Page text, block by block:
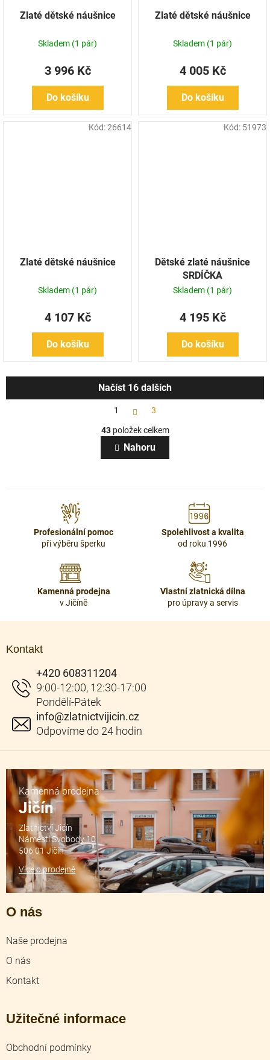
Zlaté dětské náušnice
Skladem (1 pár)
3 996 Kč
Do košíku
Zlaté dětské náušnice
Skladem (1 pár)
4 005 Kč
Do košíku
Zlaté dětské náušnice
Skladem (1 pár)
4 107 Kč
Do košíku
Kód:26614
Dětské zlaté náušnice
SRDÍČKA
Skladem (1 pár)
4 195 Kč
Do košíku
Kód: 51973
v
l
á
c
Načíst 16 dalších
t
á
n
1 3
43položek celkem
Nahoru
Profesionální pomoc
při výběru šperku
Spolehlivost a kvalita
od roku 1996
Kamenná prodejna
v Jičíně
Vlastní zlatnická dílna
pro úpravy a servis
Kontakt
info@zlatnictvijicin.cz
+420 608311204
O nás
Naše prodejna
O nás
Kontakt
Užitečné informace
Obchodní podmínky
Kamenná prodejna
Jičín
Zlatnictví Jičín
Náměstí Svobody 10
506 01 Jičín
Více o prodejně